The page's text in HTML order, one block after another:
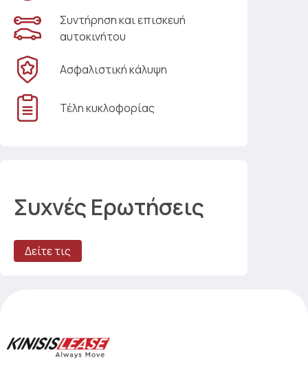
Συντήρηση και επισκευή
αυτοκινήτου
Ασφαλιστική κάλυψη
Τέλη κυκλοφορίας
Συχνές Ερωτήσεις
Δείτε τις